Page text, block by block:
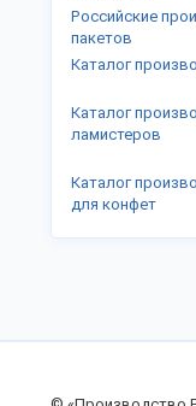
Российские
пакетов
Каталог
Каталог
ламистеров
Каталог
для конфет